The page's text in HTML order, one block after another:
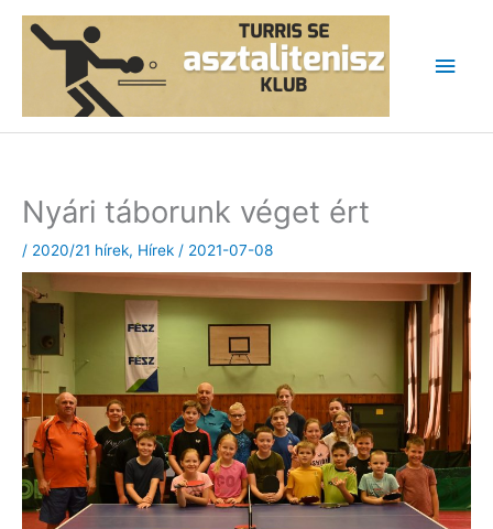
Skip
Main
Nyári táborunk véget ért
/ 2020/21 hírek, Hírek / 2021-07-08